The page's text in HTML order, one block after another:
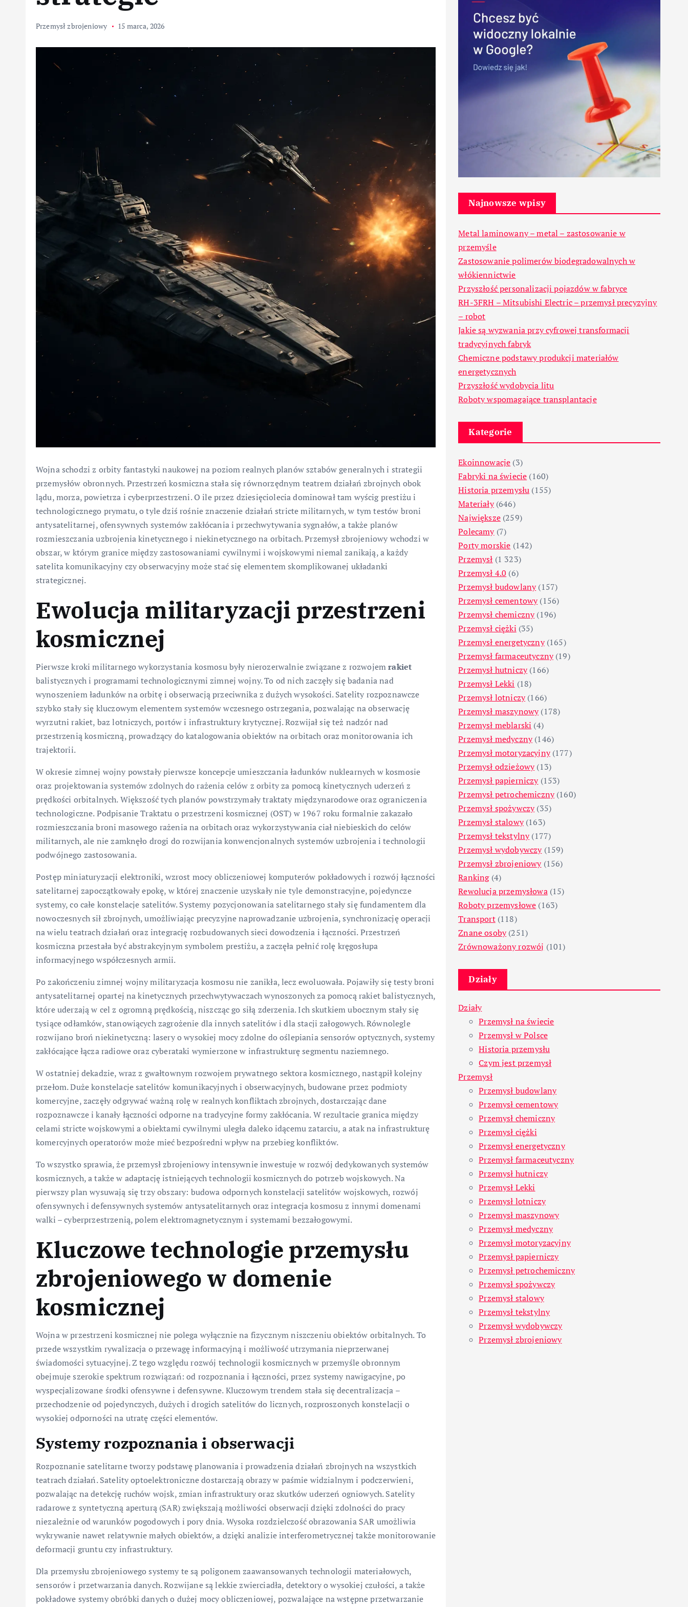
Przemysł zbrojeniowy 15 marca, 2026
Wojna schodzi z orbity fantastyki naukowej na poziom realnych planów sztabów generalnych i strategii
przemysłów obronnych. Przestrzeń kosmiczna stała się równorzędnym teatrem działań zbrojnych obok
lądu, morza, powietrza i cyberprzestrzeni. O ile przez dziesięciolecia dominował tam wyścig prestiżu i
technologicznego prymatu, o tyle dziś rośnie znaczenie działań stricte militarnych, w tym testów broni
antysatelitarnej, ofensywnych systemów zakłócania i przechwytywania sygnałów, a także planów
rozmieszczania uzbrojenia kinetycznego i niekinetycznego na orbitach. Przemysł zbrojeniowy wchodzi w
obszar, w którym granice między zastosowaniami cywilnymi i wojskowymi niemal zanikają, a każdy
satelita komunikacyjny czy obserwacyjny może stać się elementem skomplikowanej układanki
strategicznej.
Ewolucja militaryzacji przestrzeni
kosmicznej
Pierwsze kroki militarnego wykorzystania kosmosu były nierozerwalnie związane z rozwojemrakiet
balistycznych i programami technologicznymi zimnej wojny. To od nich zaczęły się badania nad
wynoszeniem ładunków na orbitę i obserwacją przeciwnika z dużych wysokości. Satelity rozpoznawcze
szybko stały się kluczowym elementem systemów wczesnego ostrzegania, pozwalając na obserwację
wyrzutni rakiet, baz lotniczych, portów i infrastruktury krytycznej. Rozwijał się też nadzór nad
przestrzenią kosmiczną, prowadzący do katalogowania obiektów na orbitach oraz monitorowania ich
trajektorii.
W okresie zimnej wojny powstały pierwsze koncepcje umieszczania ładunków nuklearnych w kosmosie
oraz projektowania systemów zdolnych do rażenia celów z orbity za pomocą kinetycznych uderzeń z
prędkości orbitalnych. Większość tych planów powstrzymały traktaty międzynarodowe oraz ograniczenia
technologiczne. Podpisanie Traktatu o przestrzeni kosmicznej (OST) w 1967 roku formalnie zakazało
rozmieszczania broni masowego rażenia na orbitach oraz wykorzystywania ciał niebieskich do celów
militarnych, ale nie zamknęło drogi do rozwijania konwencjonalnych systemów uzbrojenia i technologii
podwójnego zastosowania.
Postęp miniaturyzacji elektroniki, wzrost mocy obliczeniowej komputerów pokładowych i rozwój łączności
satelitarnej zapoczątkowały epokę, w której znaczenie uzyskały nie tyle demonstracyjne, pojedyncze
systemy, co całe konstelacje satelitów. Systemy pozycjonowania satelitarnego stały się fundamentem dla
nowoczesnych sił zbrojnych, umożliwiając precyzyjne naprowadzanie uzbrojenia, synchronizację operacji
na wielu teatrach działań oraz integrację rozbudowanych sieci dowodzenia i łączności. Przestrzeń
kosmiczna przestała być abstrakcyjnym symbolem prestiżu, a zaczęła pełnić rolę kręgosłupa
informacyjnego współczesnych armii.
Po zakończeniu zimnej wojny militaryzacja kosmosu nie zanikła, lecz ewoluowała. Pojawiły się testy broni
antysatelitarnej opartej na kinetycznych przechwytywaczach wynoszonych za pomocą rakiet balistycznych,
które uderzają w cel z ogromną prędkością, niszcząc go siłą zderzenia. Ich skutkiem ubocznym stały się
tysiące odłamków, stanowiących zagrożenie dla innych satelitów i dla stacji załogowych. Równolegle
rozwijano broń niekinetyczną: lasery o wysokiej mocy zdolne do oślepiania sensorów optycznych, systemy
zakłócające łącza radiowe oraz cyberataki wymierzone w infrastrukturę segmentu naziemnego.
W ostatniej dekadzie, wraz z gwałtownym rozwojem prywatnego sektora kosmicznego, nastąpił kolejny
przełom. Duże konstelacje satelitów komunikacyjnych i obserwacyjnych, budowane przez podmioty
komercyjne, zaczęły odgrywać ważną rolę w realnych konfliktach zbrojnych, dostarczając dane
rozpoznawcze i kanały łączności odporne na tradycyjne formy zakłócania. W rezultacie granica między
celami stricte wojskowymi a obiektami cywilnymi uległa daleko idącemu zatarciu, a atak na infrastrukturę
komercyjnych operatorów może mieć bezpośredni wpływ na przebieg konfliktów.
To wszystko sprawia, że przemysł zbrojeniowy intensywnie inwestuje w rozwój dedykowanych systemów
kosmicznych, a także w adaptację istniejących technologii kosmicznych do potrzeb wojskowych. Na
pierwszy plan wysuwają się trzy obszary: budowa odpornych konstelacji satelitów wojskowych, rozwój
ofensywnych i defensywnych systemów antysatelitarnych oraz integracja kosmosu z innymi domenami
walki – cyberprzestrzenią, polem elektromagnetycznym i systemami bezzałogowymi.
Kluczowe technologie przemysłu
zbrojeniowego w domenie
kosmicznej
Wojna w przestrzeni kosmicznej nie polega wyłącznie na fizycznym niszczeniu obiektów orbitalnych. To
przede wszystkim rywalizacja o przewagę informacyjną i możliwość utrzymania nieprzerwanej
świadomości sytuacyjnej. Z tego względu rozwój technologii kosmicznych w przemyśle obronnym
obejmuje szerokie spektrum rozwiązań: od rozpoznania i łączności, przez systemy nawigacyjne, po
wyspecjalizowane środki ofensywne i defensywne. Kluczowym trendem stała się decentralizacja –
przechodzenie od pojedynczych, dużych i drogich satelitów do licznych, rozproszonych konstelacji o
wysokiej odporności na utratę części elementów.
Systemy rozpoznania i obserwacji
Rozpoznanie satelitarne tworzy podstawę planowania i prowadzenia działań zbrojnych na wszystkich
teatrach działań. Satelity optoelektroniczne dostarczają obrazy w paśmie widzialnym i podczerwieni,
pozwalając na detekcję ruchów wojsk, zmian infrastruktury oraz skutków uderzeń ogniowych. Satelity
radarowe z syntetyczną aperturą (SAR) zwiększają możliwości obserwacji dzięki zdolności do pracy
niezależnie od warunków pogodowych i pory dnia. Wysoka rozdzielczość obrazowania SAR umożliwia
wykrywanie nawet relatywnie małych obiektów, a dzięki analizie interferometrycznej także monitorowanie
deformacji gruntu czy infrastruktury.
Dla przemysłu zbrojeniowego systemy te są poligonem zaawansowanych technologii materiałowych,
sensorów i przetwarzania danych. Rozwijane są lekkie zwierciadła, detektory o wysokiej czułości, a także
pokładowe systemy obróbki danych o dużej mocy obliczeniowej, pozwalające na wstępne przetwarzanie
Najnowsze wpisy
Metal laminowany – metal – zastosowanie w
przemyśle
Zastosowanie polimerów biodegradowalnych w
włókiennictwie
Przyszłość personalizacji pojazdów w fabryce
RH-3FRH – Mitsubishi Electric – przemysł precyzyjny
– robot
Jakie są wyzwania przy cyfrowej transformacji
tradycyjnych fabryk
Chemiczne podstawy produkcji materiałów
energetycznych
Przyszłość wydobycia litu
Roboty wspomagające transplantacje
Kategorie
Ekoinnowacje (3)
Fabryki na świecie (160)
Historia przemysłu (155)
Materiały(646)
Największe(259)
Polecamy(7)
Porty morskie (142)
Przemysł (1 323)
Przemysł 4.0 (6)
Przemysł budowlany(157)
Przemysł cementowy(156)
Przemysł chemiczny(196)
Przemysł ciężki (35)
Przemysł energetyczny(165)
Przemysł farmaceutyczny(19)
Przemysł hutniczy(166)
Przemysł Lekki (18)
Przemysł lotniczy(166)
Przemysł maszynowy(178)
Przemysł meblarski (4)
Przemysł medyczny(146)
Przemysł motoryzacyjny(177)
Przemysł odzieżowy(13)
Przemysł papierniczy(153)
Przemysł petrochemiczny(160)
Przemysł spożywczy(35)
Przemysł stalowy(163)
Przemysł tekstylny(177)
Przemysł wydobywczy(159)
Przemysł zbrojeniowy(156)
Ranking(4)
Rewolucja przemysłowa(15)
Roboty przemysłowe (163)
Transport(118)
Znane osoby(251)
Zrównoważony rozwój (101)
Działy
Działy
Przemysł na świecie
Przemysł w Polsce
Historia przemysłu
Czym jest przemysł
Przemysł
Przemysł budowlany
Przemysł cementowy
Przemysł chemiczny
Przemysł ciężki
Przemysł energetyczny
Przemysł farmaceutyczny
Przemysł hutniczy
Przemysł Lekki
Przemysł lotniczy
Przemysł maszynowy
Przemysł medyczny
Przemysł motoryzacyjny
Przemysł papierniczy
Przemysł petrochemiczny
Przemysł spożywczy
Przemysł stalowy
Przemysł tekstylny
Przemysł wydobywczy
Przemysł zbrojeniowy